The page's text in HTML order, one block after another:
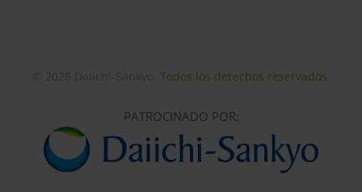
Todos los derechos reservados.
PATROCINADO POR: